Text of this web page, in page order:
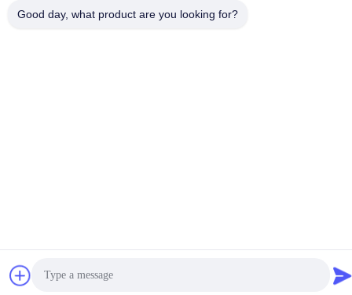
Privacybeleid Sitemap
Good day, what product are you looking for?